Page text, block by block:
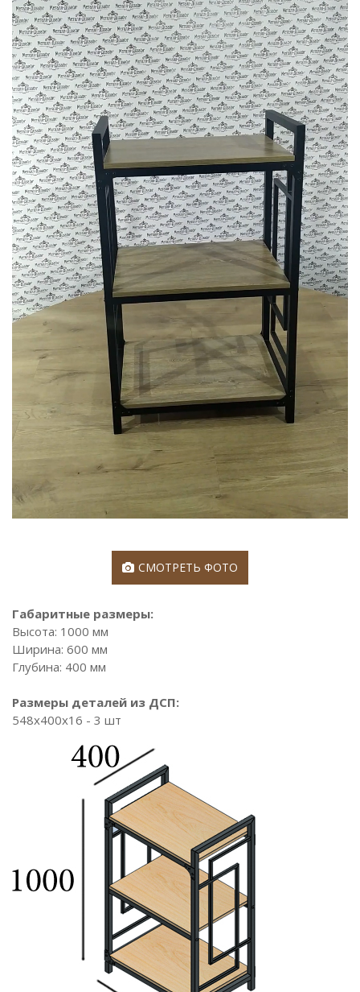
СМОТРЕТЬ ФОТО
Габаритные размеры:
Высота: 1000 мм
Ширина: 600 мм
Глубина: 400 мм
Размеры деталей из ДСП:
548х400x16 - 3 шт